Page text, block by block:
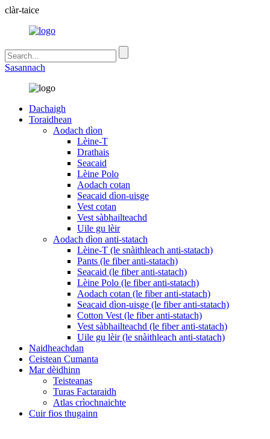
clàr-taice
Sasannach
Dachaigh
Toraidhean
Aodach dìon
Lèine-T
Drathais
Seacaid
Lèine Polo
Aodach cotan
Seacaid dìon-uisge
Vest cotan
Vest sàbhailteachd
Uile gu lèir
Aodach dìon anti-statach
Lèine-T (le snàithleach anti-statach)
Pants (le fiber anti-statach)
Seacaid (le fiber anti-statach)
Lèine Polo (le fiber anti-statach)
Aodach cotan (le fiber anti-statach)
Seacaid dìon-uisge (le fiber anti-statach)
Cotton Vest (le fiber anti-statach)
Vest sàbhailteachd (le fiber anti-statach)
Uile gu lèir (le snàithleach anti-statach)
Naidheachdan
Ceistean Cumanta
Mar dèidhinn
Teisteanas
Turas Factaraidh
Atlas crìochnaichte
Cuir fios thugainn